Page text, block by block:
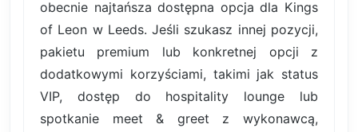
obecnie najtańsza dostępna opcja dla Kings
of Leon w Leeds. Jeśli szukasz innej pozycji,
pakietu premium lub konkretnej opcji z
dodatkowymi korzyściami, takimi jak status
VIP, dostęp do hospitality lounge lub
spotkanie meet & greet z wykonawcą,